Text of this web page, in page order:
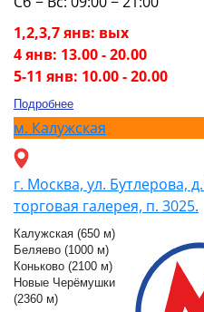
1,2,3,7 янв: вых
4 янв: 13.00 - 20.00
5-11 янв: 10.00 - 20.00
Подробнее
м. Калужская
г. Москва, ул. Бутлерова,
торговая галерея, п. 3025.
Калужская (650 м)
Беляево (1000 м)
Коньково (2100 м)
Новые Черёмушки
(2360 м)